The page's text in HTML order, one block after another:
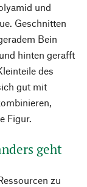
und
Geschnitten
Bein
hinten gerafft
des
gut mit
Figur.
geht
zu